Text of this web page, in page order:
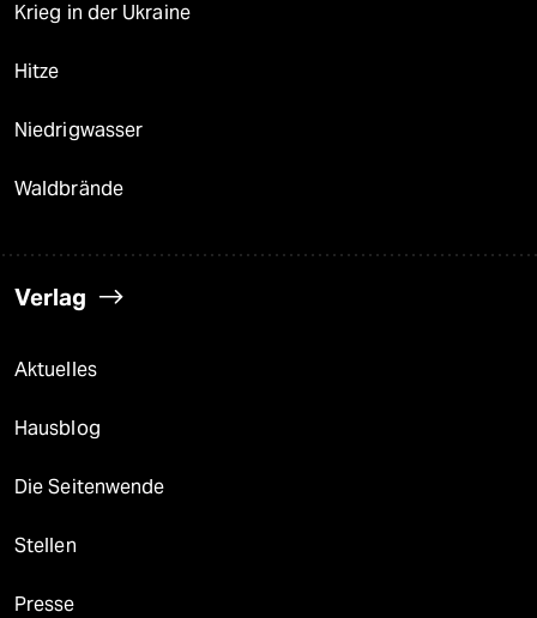
Krieg in der Ukraine
Hitze
Niedrigwasser
Waldbrände
Verlag
Aktuelles
Hausblog
Die Seitenwende
Stellen
Presse